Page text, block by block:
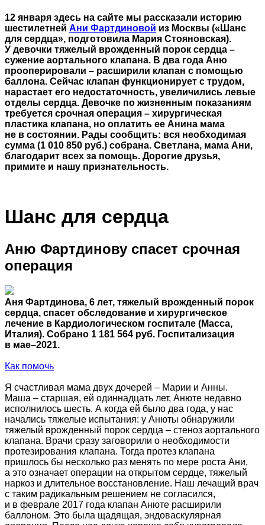
12 января здесь на сайте мы рассказали историю
шестилетней Ани Фартдиновой из Москвы («Шанс
для сердца», подготовила Мария Стояновская).
У девочки тяжелый врожденный порок сердца –
сужение аортального клапана. В два года Аню
прооперировали – расширили клапан с помощью
баллона. Сейчас клапан функционирует с трудом,
нарастает его недостаточность, увеличились левые
отделы сердца. Девочке по жизненным показаниям
требуется срочная операция – хирургическая
пластика клапана, но оплатить ее Анина мама
не в состоянии. Рады сообщить: вся необходимая
сумма (1 010 850 руб.) собрана. Светлана, мама Ани,
благодарит всех за помощь. Дорогие друзья,
примите и нашу признательность.
Шанс для сердца
Аню Фартдинову спасет срочная
операция
Аня Фартдинова, 6 лет, тяжелый врожденный порок
сердца, спасет обследование и хирургическое
лечение в Кардиологическом госпитале (Масса,
Италия). Собрано 1 181 564 руб. Госпитализация
в мае–2021.
Как помочь
Я счастливая мама двух дочерей – Марии и Анны.
Маша – старшая, ей одиннадцать лет, Анюте недавно
исполнилось шесть. А когда ей было два года, у нас
начались тяжелые испытания: у Анюты обнаружили
тяжелый врожденный порок сердца – стеноз аортального
клапана. Врачи сразу заговорили о необходимости
протезирования клапана. Тогда протез клапана
пришлось бы несколько раз менять по мере роста Ани,
а это означает операции на открытом сердце, тяжелый
наркоз и длительное восстановление. Наш лечащий врач
с таким радикальным решением не согласился,
и в феврале 2017 года клапан Анюте расширили
баллоном. Это была щадящая, эндоваскулярная